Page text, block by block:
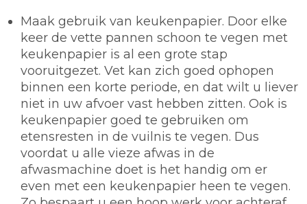
Maak gebruik van keukenpapier. Door elke
keer de vette pannen schoon te vegen met
keukenpapier is al een grote stap
vooruitgezet. Vet kan zich goed ophopen
binnen een korte periode, en dat wilt u liever
niet in uw afvoer vast hebben zitten. Ook is
keukenpapier goed te gebruiken om
etensresten in de vuilnis te vegen. Dus
voordat u alle vieze afwas in de
afwasmachine doet is het handig om er
even met een keukenpapier heen te vegen.